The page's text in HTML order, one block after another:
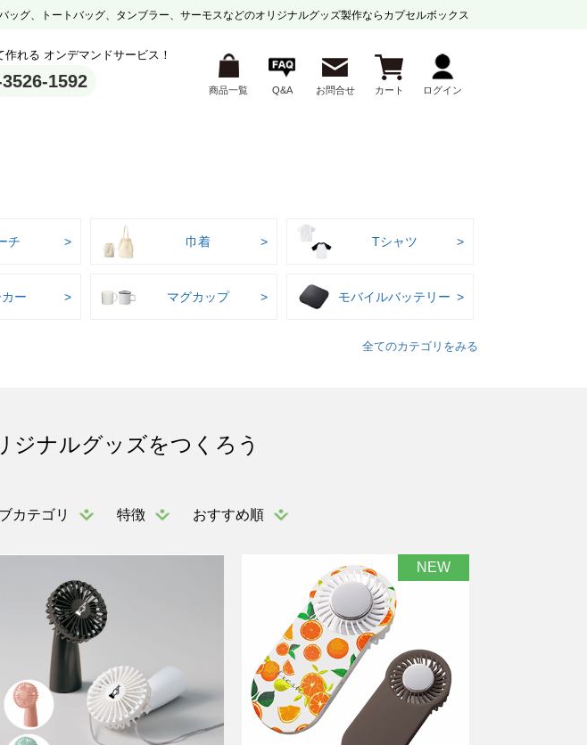
ッグ、トートバッグ、タンブラー、サーモスなどのオリジナルグッズ製作ならカプセルボックス
れる オンデマンドサービス！
1592 商品一覧 Q&A お問合せ カート ログイン
チ 巾着 Tシャツ
ー マグカップ モバイルバッテリー
全てのカテゴリをみる
ジナルグッズをつくろう
カテゴリ 特徴 おすすめ順
NEW